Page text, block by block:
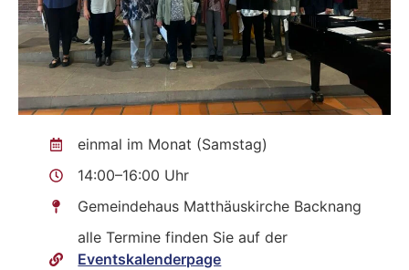
einmal im Monat (Samstag)
14:00–16:00 Uhr
Gemeindehaus Matthäuskirche Backnang
alle Termine finden Sie auf der
Eventskalenderpage